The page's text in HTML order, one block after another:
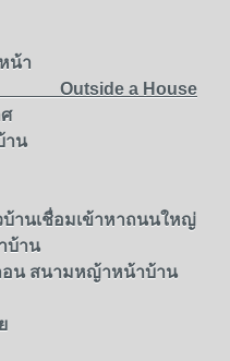
น้า
House
าน
บ้านเชื่อมเข้าหาถนนใหญ่
บ้าน
อน สนามหญ้าหน้าบ้าน